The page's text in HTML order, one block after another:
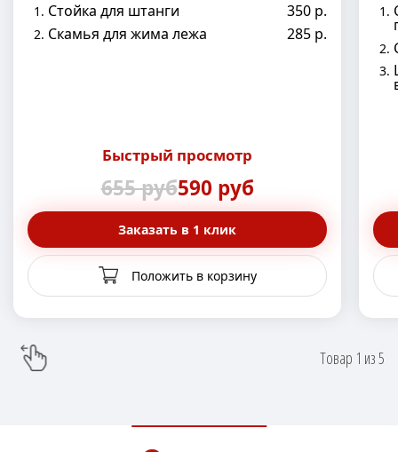
Стойка для штанги
350 р.
Скамья для жима лежа
285 р.
Быстрый просмотр
655 руб590 руб
Заказать в 1 клик
Положить в корзину
Товар 1 из5